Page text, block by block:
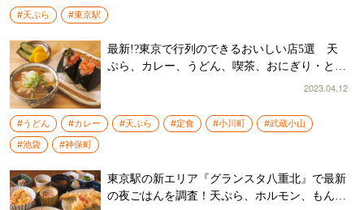
#天ぷら #東京駅
最新!?東京で行列のできるおいしい店5選 天
ぷら、カレー、うどん、喫茶、おにぎり・とん
2023.04.12
#うどん #カレー #天ぷら #定食 #小川町
#武蔵小山
#池袋
#神保町
東京駅の新エリア『グランスタ八重北』で最新
の夜ごはんを調査！天ぷら、ホルモン、もんじ